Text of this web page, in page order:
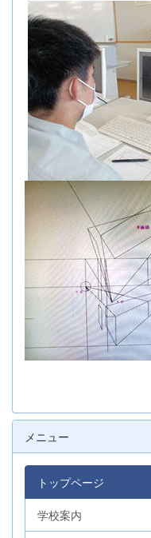
メニュー
トップページ
学校案内